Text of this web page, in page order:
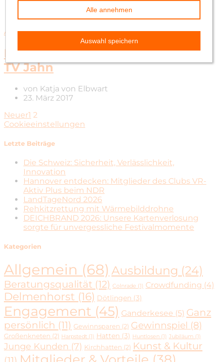
Katja von Elbwart
Allgemein
Helfen Sie mit: Vereinsbus für den
TV Jahn
von Katja von Elbwart
23. März 2017
Neuer1 2
Cookieeinstellungen
Letzte Beiträge
Die Schweiz: Sicherheit, Verlässlichkeit,
Innovation
Hannover entdecken: Mitglieder des Clubs VR-
Aktiv Plus beim NDR
LandTageNord 2026
Rehkitzrettung mit Wärmebilddrohne
DEICHBRAND 2026: Unsere Kartenverlosung
sorgte für unvergessliche Festivalmomente
Kategorien
Allgemein (68) Ausbildung (24)
Beratungsqualität (12) Colnrade (1) Crowdfunding (4)
Delmenhorst (16) Dötlingen (3)
Engagement (45) Ganderkesee (5) Ganz
persönlich (11) Gewinnsparen (2) Gewinnspiel (8)
Großenkneten (2) Harpstedt (1) Hatten (3) Huntlosen (1) Jubiläum (1)
Junge Kunden (7) Kirchhatten (2) Kunst & Kultur